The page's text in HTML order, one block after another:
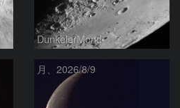
DunkelerMond
月、2026/8/9